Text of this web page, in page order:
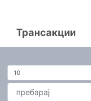
Трансакции